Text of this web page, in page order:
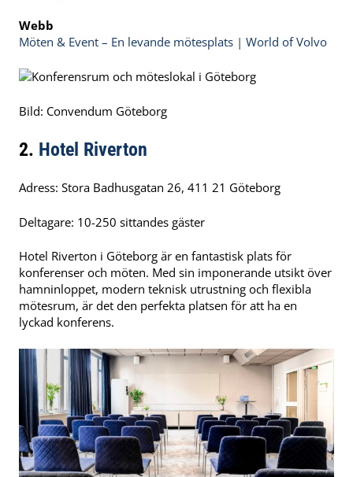
Webb
Möten & Event – En levande mötesplats | World of Volvo
Bild: Convendum Göteborg
2. Hotel Riverton
Adress: Stora Badhusgatan 26, 411 21 Göteborg
Deltagare: 10-250 sittandes gäster
Hotel Riverton i Göteborg är en fantastisk plats för
konferenser och möten. Med sin imponerande utsikt över
hamninloppet, modern teknisk utrustning och flexibla
mötesrum, är det den perfekta platsen för att ha en
lyckad konferens.